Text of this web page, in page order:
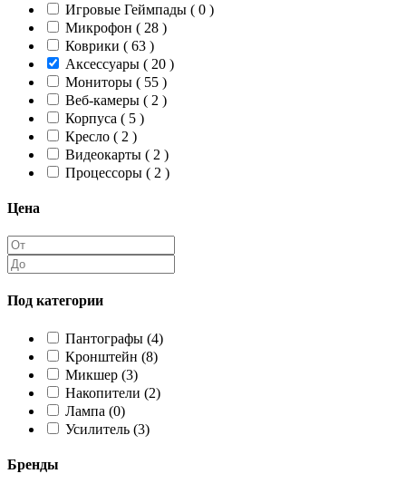
Игровые Геймпады ( 0 )
Микрофон ( 28 )
Коврики ( 63 )
Аксессуары ( 20 )
Мониторы ( 55 )
Веб-камеры ( 2 )
Корпуса ( 5 )
Кресло ( 2 )
Видеокарты ( 2 )
Процессоры ( 2 )
Цена
Под категории
Пантографы (4)
Кронштейн (8)
Микшер (3)
Накопители (2)
Лампа (0)
Усилитель (3)
Бренды